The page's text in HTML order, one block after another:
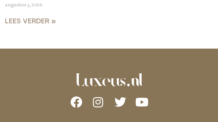
augustus 3, 2026
LEES VERDER »